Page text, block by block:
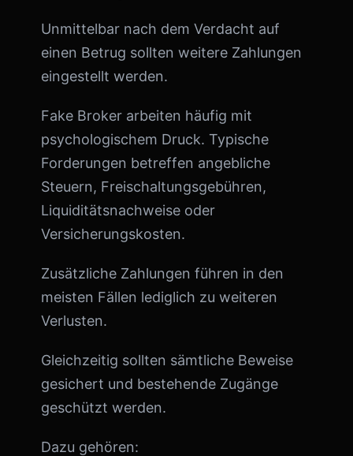
Unmittelbar nach dem Verdacht auf
einen Betrug sollten weitere Zahlungen
eingestellt werden.
Fake Broker arbeiten häufig mit
psychologischem Druck. Typische
Forderungen betreffen angebliche
Steuern, Freischaltungsgebühren,
Liquiditätsnachweise oder
Versicherungskosten.
Zusätzliche Zahlungen führen in den
meisten Fällen lediglich zu weiteren
Verlusten.
Gleichzeitig sollten sämtliche Beweise
gesichert und bestehende Zugänge
geschützt werden.
Dazu gehören: